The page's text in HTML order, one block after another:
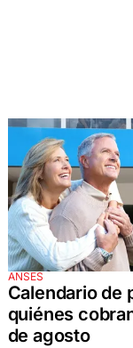
ANSES
Calendario de
quiénes
de agosto